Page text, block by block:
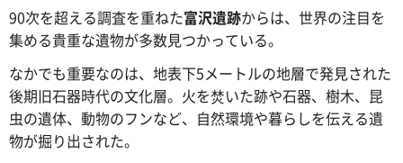
90次を超える調査を重ねた富沢遺跡からは、世界の注目を
集める貴重な遺物が多数見つかっている。
なかでも重要なのは、地表下5メートルの地層で発見された
後期旧石器時代の文化層。火を焚いた跡や石器、樹木、昆
虫の遺体、動物のフンなど、自然環境や暮らしを伝える遺
物が掘り出された。